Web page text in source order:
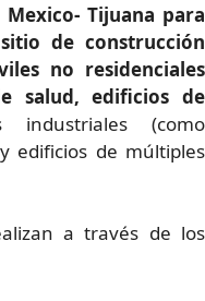
Tijuana para
de construcción
no residenciales
salud, edificios de
industriales (como
edificios de múltiples
a través de los